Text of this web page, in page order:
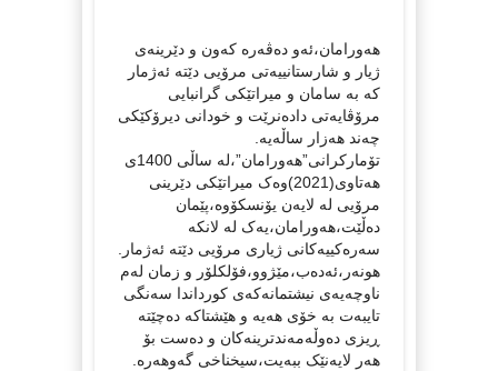
هەورامان،ئەو دەڤەرە کەون و دێرینەی
ژیار و شارستانییەتی مرۆیی دێتە ئەژمار
کە بە سامان و میراتێکی گرانبایی
مرۆڤایەتی دادەنرێت و خودانی دیرۆکێکی
چەند هەزار ساڵەیە.
تۆمارکرانی”هەورامان”،لە ساڵی 1400ی
هەتاوی(2021)وەک میراتێکی دێرینی
مرۆیی لە لایەن یۆنسکۆوە،پێمان
دەڵێت،هەورامان،یەک لە لانکە
سەرەکییەکانی ژیاری مرۆیی دێتە ئەژمار.
هونەر،ئەدەب،مێژوو،فۆلکلۆر و زمان لەم
ناوچەیەی نیشتمانەکەی کورداندا سەنگی
تایبەت بە خۆی هەیە و هێشتاکە دەچێتە
ڕیزی دەوڵەمەندترینەکان و دەست بۆ
هەر لایەنێک ببەیت،سیخناخی گەوهەرە.